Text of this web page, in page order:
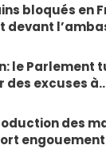
bloqués en
devant
le Parlement
des excuses
des
engouement